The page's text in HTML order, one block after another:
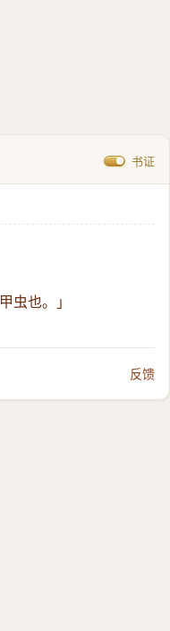
书证
虫也。」
反馈